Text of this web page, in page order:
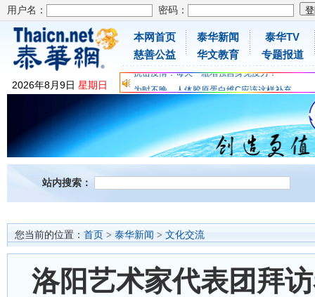
用户名： 密码：
2026年8月9日 星期日
本网首页
慈善公益
泰华新闻
华文教育
泰华TV
专题报道
为时不晚，人体胶原蛋白维C应该这样补充
关爱儿童健康，免费领取日本原装尤妮佳超立体
抗击疫情：每天一瓶增强自身免疫力！
为时不晚，人体胶原蛋白维C应该这样补充
关爱儿童健康，免费领取日本原装尤妮佳超立体
抗击疫情：每天一瓶增强自身免疫力！
站内搜索：
您当前的位置： 首页 > 泰华新闻 > 文化交流
洛阳艺术家代表团拜